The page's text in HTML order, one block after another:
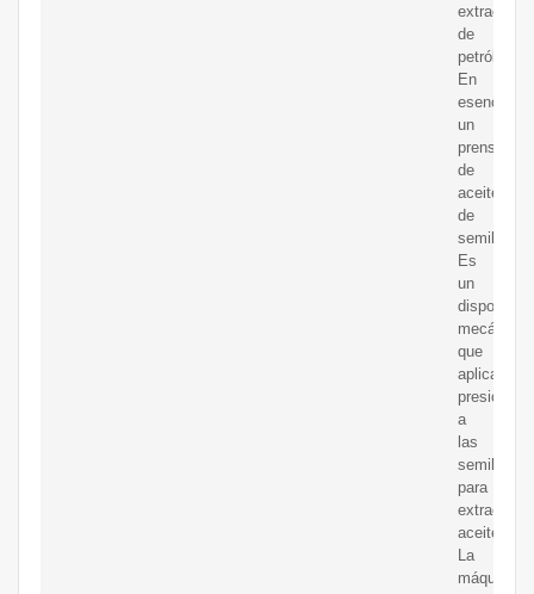
extracción
de
petróleo.
En
esencia,
un
prensa
de
aceite
de
semilla
Es
un
dispositivo
mecánico
que
aplica
presión
a
las
semillas
para
extraer
aceite.
La
máquina